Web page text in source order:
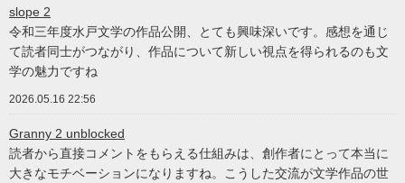
slope 2
令和三年度水戸文学の作品公開、とても興味深いです。感想を通じ
て読者同士がつながり、作品について新しい視点を得られるのも文
学の魅力ですね
2026.05.16 22:56
Granny 2 unblocked
読者から直接コメントをもらえる仕組みは、創作者にとって本当に
大きなモチベーションになりますね。こうした交流が文学作品の世